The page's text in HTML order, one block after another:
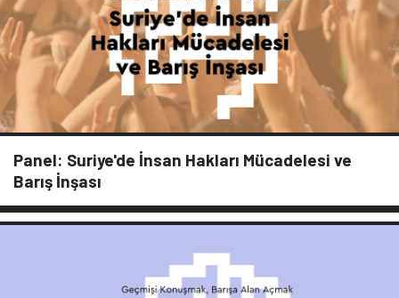
Panel: Suriye'de İnsan Hakları Mücadelesi ve
Barış İnşası